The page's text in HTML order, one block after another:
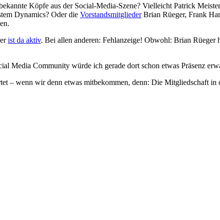
Köpfe aus der Social-Media-Szene? Vielleicht Patrick
Dynamics? Oder die VorstandsmitgliederBrian Rüeger, Frank
ist da aktiv. Bei allen anderen: Fehlanzeige! Obwohl: Brian
Media Community würde ich gerade dort schon etwas Präsenz
– wenn wir denn etwas mitbekommen, denn: Die Mitgliedschaft